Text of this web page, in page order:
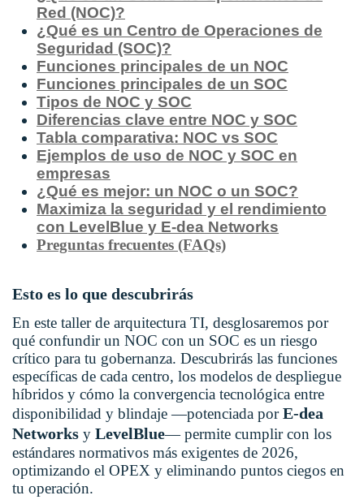
Red (NOC)?
¿Qué es un Centro de Operaciones de
Seguridad (SOC)?
Funciones principales de un NOC
Funciones principales de un SOC
Tipos de NOC y SOC
Diferencias clave entre NOC y SOC
Tabla comparativa: NOC vs SOC
Ejemplos de uso de NOC y SOC en
empresas
¿Qué es mejor: un NOC o un SOC?
Maximiza la seguridad y el rendimiento
con LevelBlue y E-dea Networks
Preguntas frecuentes (FAQs)
Esto es lo que descubrirás
En este taller de arquitectura TI, desglosaremos por
qué confundir un NOC con un SOC es un riesgo
crítico para tu gobernanza. Descubrirás las funciones
específicas de cada centro, los modelos de despliegue
híbridos y cómo la convergencia tecnológica entre
disponibilidad y blindaje —potenciada porE-dea
Networks y LevelBlue— permite cumplir con los
estándares normativos más exigentes de 2026,
optimizando el OPEX y eliminando puntos ciegos en
tu operación.